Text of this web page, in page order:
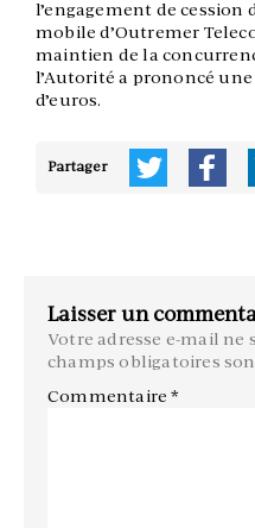
l’engagement de
mobile d’Outremer
maintien de la
l’Autorité a prononcé
d’euros.
Partager
Laisser un
Votre adresse e-mail ne
champs obligatoires
Commentaire*